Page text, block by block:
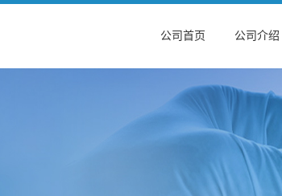
公司首页 公司介绍